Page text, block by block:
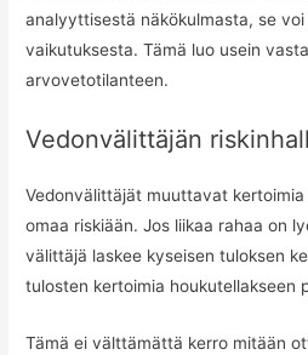
analyyttisestä näkökulmasta, se
vaikutuksesta. Tämä luo usein
arvovetotilanteen.
Vedonvälittäjän
Vedonvälittäjät muuttavat
omaa riskiään. Jos liikaa rahaa on
välittäjä laskee kyseisen tuloksen
tulosten kertoimia houkutellakseen
Tämä ei välttämättä kerro mitään